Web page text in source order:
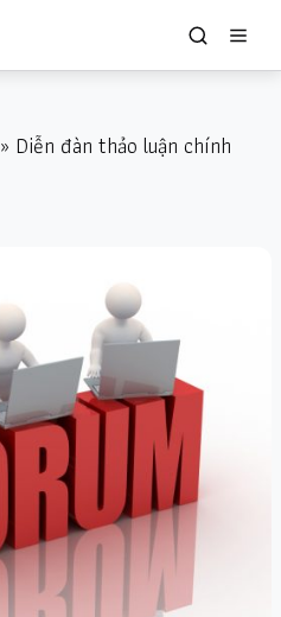
» Diễn đàn thảo luận chính